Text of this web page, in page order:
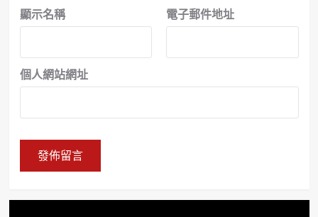
顯示名稱 電子郵件地址
個人網站網址